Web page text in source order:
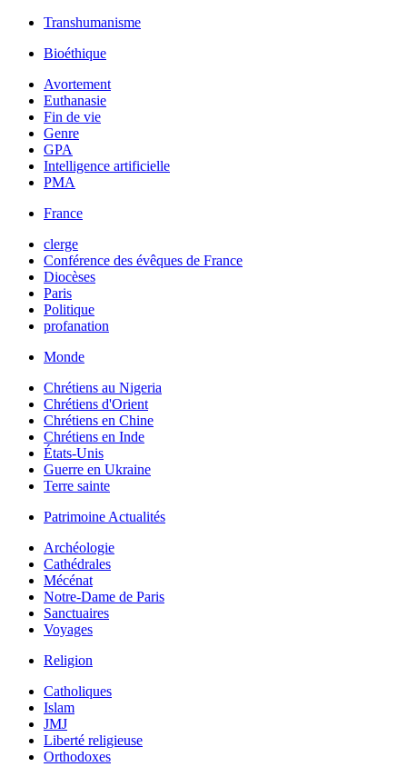
Transhumanisme
Bioéthique
Avortement
Euthanasie
Fin de vie
Genre
GPA
Intelligence artificielle
PMA
France
clerge
Conférence des évêques de France
Diocèses
Paris
Politique
profanation
Monde
Chrétiens au Nigeria
Chrétiens d'Orient
Chrétiens en Chine
Chrétiens en Inde
États-Unis
Guerre en Ukraine
Terre sainte
Patrimoine Actualités
Archéologie
Cathédrales
Mécénat
Notre-Dame de Paris
Sanctuaires
Voyages
Religion
Catholiques
Islam
JMJ
Liberté religieuse
Orthodoxes